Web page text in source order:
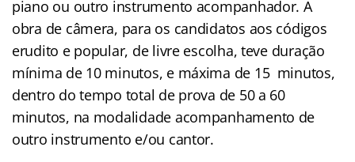
piano ou outro instrumento acompanhador. A
obra de câmera, para os candidatos aos códigos
erudito e popular, de livre escolha, teve duração
mínima de 10 minutos, e máxima de 15 minutos,
dentro do tempo total de prova de 50 a 60
minutos, na modalidade acompanhamento de
outro instrumento e/ou cantor.